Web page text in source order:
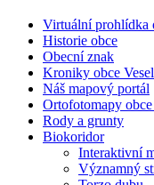
Virtuální prohlídka
Historie obce
Obecní znak
Kroniky obce
Náš mapový portál
Ortofotomapy
Rody a grunty
Biokoridor
Interaktivní
Významný